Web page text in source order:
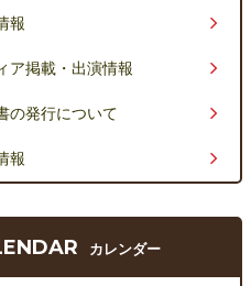
報
ア掲載・出演情報
の発行について
報
カレンダー